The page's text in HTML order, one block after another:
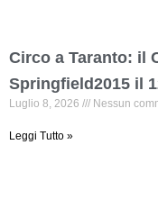
Circo a Taranto: il
Springfield2015 il
Luglio 8, 2026 Nessun
Leggi Tutto »